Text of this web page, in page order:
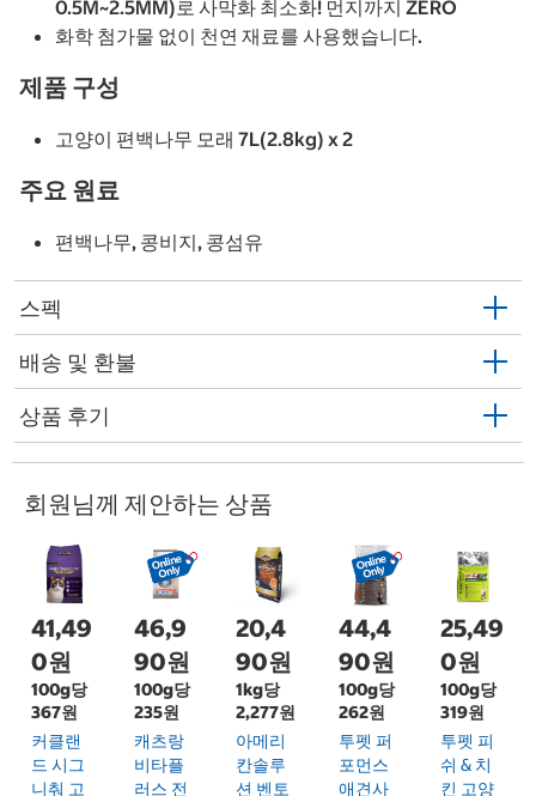
0.5M~2.5MM)로 사막화 최소화! 먼지까지 ZERO
화학 첨가물 없이 천연 재료를 사용했습니다.
제품 구성
고양이 편백나무 모래 7L(2.8kg) x 2
주요 원료
편백나무, 콩비지, 콩섬유
스펙
배송 및 환불
상품 후기
회원님께 제안하는 상품
41,49
0원
100g당
367원
커클랜
드 시그
니춰 고
46,9
90원
100g당
235원
캐츠랑
비타플
러스 전
20,4
90원
1kg당
2,277원
아메리
칸솔루
션 벤토
44,4
90원
100g당
262원
투펫 퍼
포먼스
애견사
25,49
0원
100g당
319원
투펫 피
쉬 & 치
킨 고양